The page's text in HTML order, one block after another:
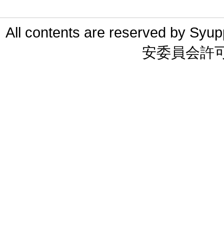
All contents are reserved by
安委員会許